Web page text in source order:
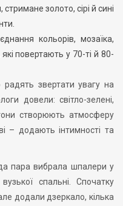
золото, сірі й сині
кольорів, мозаїка,
які повертають у 70-ті й 80-
звертати увагу на
довели: світло-зелені,
створюють атмосферу
– додають інтимності та
пара вибрала шпалери у
спальні. Спочатку
додали дзеркало, кілька